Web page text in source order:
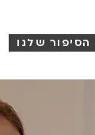
הסיפור שלנו